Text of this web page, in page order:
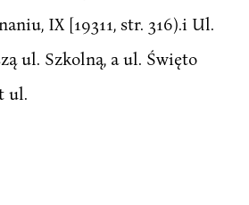
IX [19311, str. 316).i Ul.
ul. Szkolną, a ul. Święto
ul.